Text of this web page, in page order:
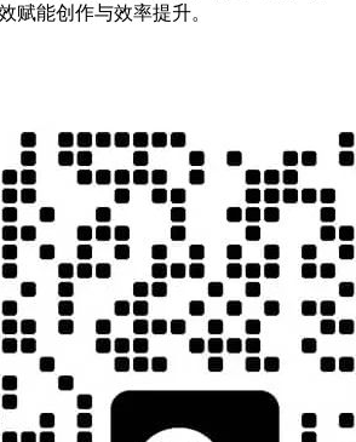
赋能创作与效率提升。